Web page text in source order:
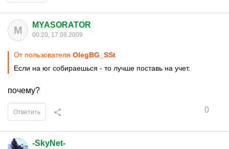
M MYASORATOR
00:20, 17.08.2009
От пользователя OlegBG_SSt
Если на юг собираешься - то лучше поставь на учет.
почему?
0
Ответить
-SkyNet-